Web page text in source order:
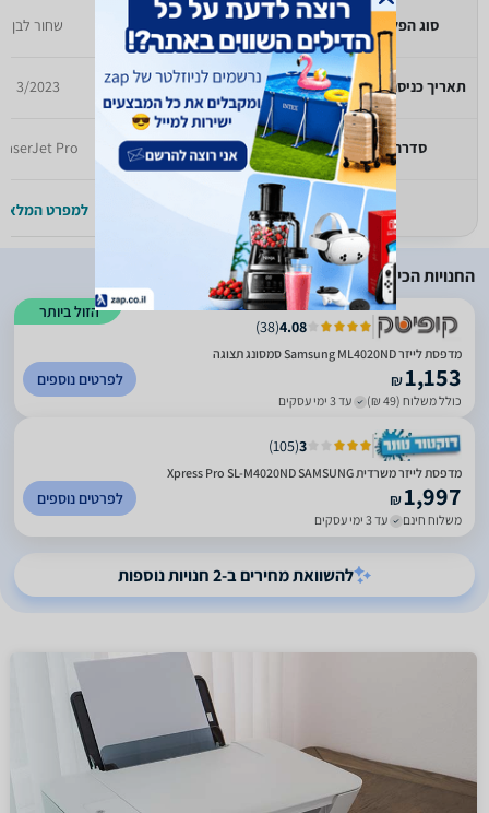
סוג הפלט
תאריך כניסה לזאפ
סדרה
שחור לבן
3/2022
hp laser jet
למפרט המלא >>
שחור לבן
3/2023
Pro
למפרט המלא
החנויות הכי זולות
הזול ביותר
4.08
(
38
)
מדפסת לייזר Samsung ML4020ND סמסונג תצוגה
₪1,153
כולל משלוח (49 ₪) עד 3 ימי עסקים
לפרטים נוספים
3
(
105
)
מדפסת לייזר משרדית Xpress Pro SL-M4020ND SAMSUNG
₪1,997
משלוח חינם עד 3 ימי עסקים
לפרטים נוספים
להשוואת מחירים ב-2 חנויות נוספות